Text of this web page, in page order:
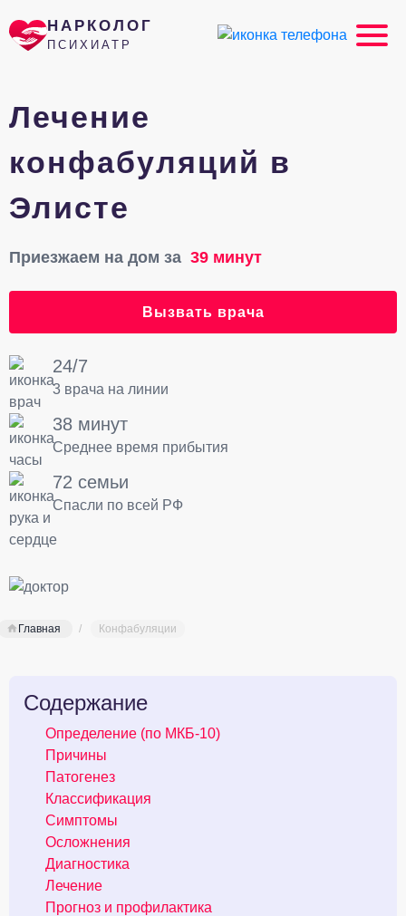
НАРКОЛОГ
ПСИХИАТР
Лечение
конфабуляций в
Элисте
Приезжаем на дом за 39 минут
Вызвать врача
24/7
3 врача на линии
38 минут
Среднее время прибытия
72 семьи
Спасли по всей РФ
Главная Конфабуляции
Содержание
Определение (по МКБ-10)
Причины
Патогенез
Классификация
Симптомы
Осложнения
Диагностика
Лечение
Прогноз и профилактика